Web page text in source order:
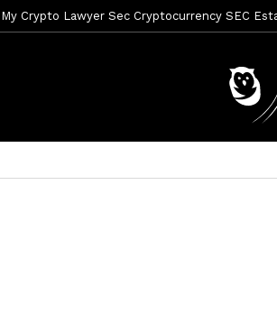
My Crypto Lawyer Sec News Tres hombres
My Crypto Lawyer Sec Speeches
My Crypto Lawyer Sec News Cynthia Lummis
My Crypto Lawyer Sec News Rusia envía a
My Crypto Lawyer Sec Cryptocurrency SEC